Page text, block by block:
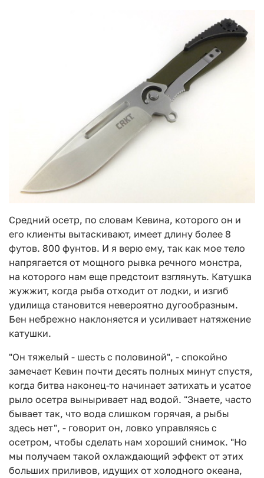
Средний осетр, по словам Кевина, которого он и
его клиенты вытаскивают, имеет длину более 8
футов. 800 фунтов. И я верю ему, так как мое тело
напрягается от мощного рывка речного монстра,
на которого нам еще предстоит взглянуть. Катушка
жужжит, когда рыба отходит от лодки, и изгиб
удилища становится невероятно дугообразным.
Бен небрежно наклоняется и усиливает натяжение
катушки.
"Он тяжелый - шесть с половиной", - спокойно
замечает Кевин почти десять полных минут спустя,
когда битва наконец-то начинает затихать и усатое
рыло осетра выныривает над водой. "Знаете, часто
бывает так, что вода слишком горячая, а рыбы
здесь нет", - говорит он, ловко управляясь с
осетром, чтобы сделать нам хороший снимок. "Но
мы получаем такой охлаждающий эффект от этих
больших приливов, идущих от холодного океана,